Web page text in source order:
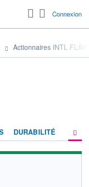
Connexion
Actionnaires INTL
DURABILITÉ